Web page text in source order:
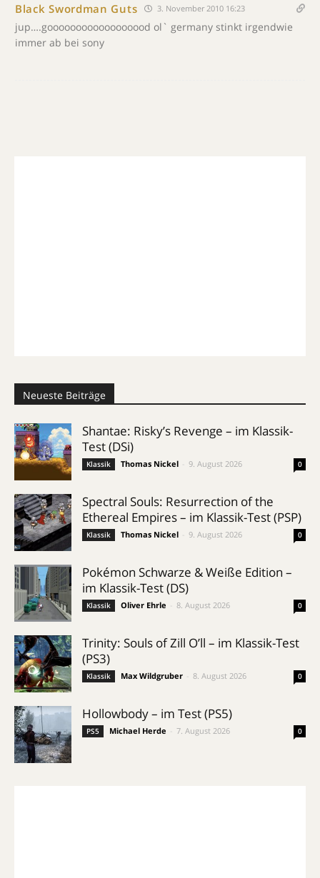
Black Swordman Guts 3. November 2010 16:23
jup….goooooooooooooooood ol` germany stinkt irgendwie
immer ab bei sony
Neueste Beiträge
Shantae: Risky’s Revenge – im Klassik-
Test (DSi)
Klassik Thomas Nickel 9. August 2026 0
Spectral Souls: Resurrection of the
Ethereal Empires – im Klassik-Test (PSP)
Klassik Thomas Nickel 9. August 2026 0
Pokémon Schwarze & Weiße Edition –
im Klassik-Test (DS)
Klassik Oliver Ehrle 8. August 2026 0
Trinity: Souls of Zill O’ll – im Klassik-Test
(PS3)
Klassik Max Wildgruber 8. August 2026 0
Hollowbody – im Test (PS5)
PS5 Michael Herde 7. August 2026 0